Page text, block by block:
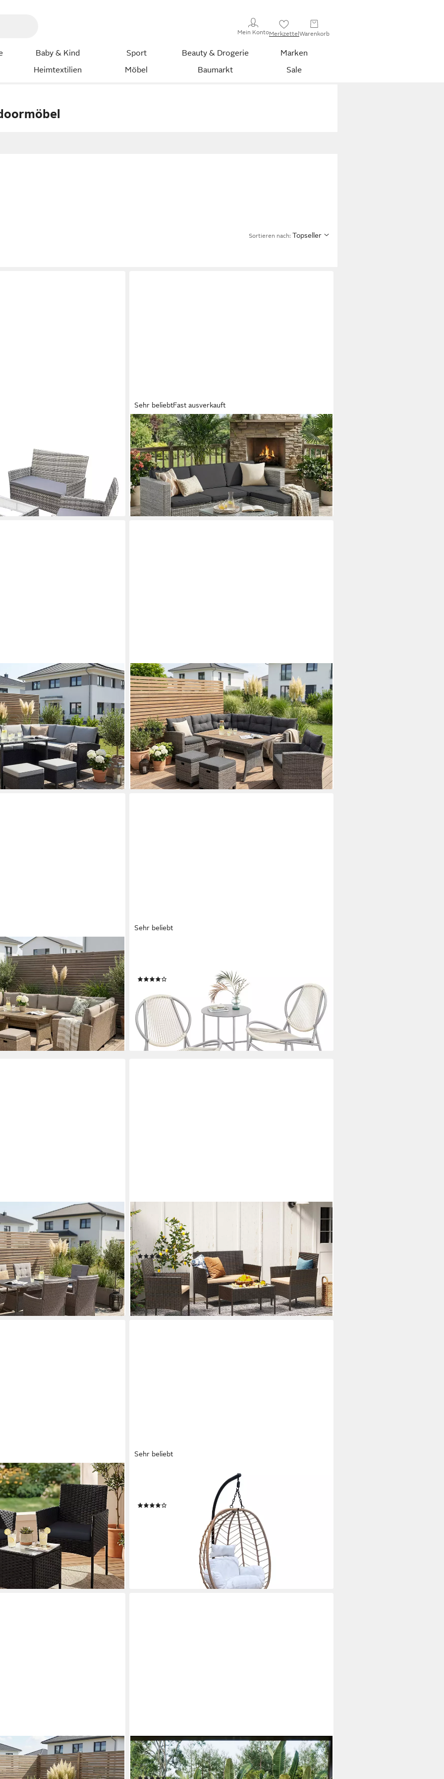
Mein KontoMerkzettelWarenkorb
Baby & Kind Sport Beauty & Drogerie
Marken
Heimtextilien
Möbel Baumarkt Sale
Sortieren nach: Topseller
Polyrattan
bei dir
Sehr beliebtFast ausverkauft
SONGMICS
Gartenlounge-Set PE-Polyrattan-Balkonmöbel, Outdoor-
Lounge-Set, (5-tlg., 1 Ecksofa, 1 Hocker, 1 Couchtisch, 7
Kissen), für Terrasse, Balkon, Garten
(110)
315,99 € UVP519,99 €
-39%
lieferbar - in 4-5 Werktagen bei dir
Gartenmöbel Set, (Set, 18-
cm, 2 Hocker, inkl.
bei dir
KONIFERA
Gartenlounge-Set Keros Premium, (Set, 20-tlg., 2x 2er
Sofa, 1x Ecke, 1x Sessel, 2x Hocker, 1x Tisch
145x75x67,5cm), Ecklounge, Polyrattan, Stahl, geeignet für
8 Personen, inkl. Auflagen
(161)
699,99 € UVP1.119,99 €
-38%
lieferbar - in 4-5 Werktagen bei dir
(Set, 20-tlg., 3x 3er Sofa, 2x
inkl. Auflagen), Polyrattan,
bei dir
Sehr beliebt
Balkonmöbel, Gartenmöbel-Set, aus PE-Polyrattan, Outdoor
-38%
lieferbar - in 4-5 Werktagen bei dir
(Set, 19-tlg., 6x Sessel, 6x
1x Tisch), Tischplatte aus
unter dem Tisch
bei dir
SONGMICS
Gartenlounge-Set Balkonmöbel aus PE-Polyrattan, (4-tlg., 2
Gartenstuhl, 1 Sofa, 1 Gartentisch, mit Kissen),
Balkonmöbel, Terrassenmöbel
(132)
139,99 € UVP275,99 €
-49%
lieferbar - in 4-5 Werktagen bei dir
Tisch und 2 Stühle, für
(3-tlg., 2 Gartenstuhl, 1
Gartenmöbel-Set, aus PE-
schwarz-grau
bei dir
Sehr beliebt
Hängesessel Hängesessel SHELLY, Outdoor, Mit Gestell,
lieferbar - in 4-5 Werktagen bei dir
(Set, 11-tlg., 1x2er Sofa, 2x
inkl. Auflagen), Polyrattan,
MERAX
Loungebett, mit Stahlrahmen und
Kissen,Gartenliege,Gartenlounge,Gartenmöbel